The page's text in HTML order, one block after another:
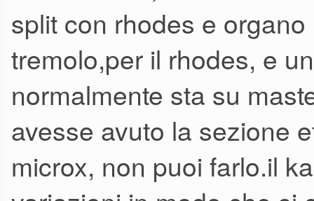
split con rhodes e
tremolo,per il rhodes, e
normalmente sta su
avesse avuto la sezione
microx, non puoi farlo.il